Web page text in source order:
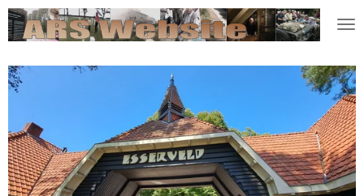
Ga
direct
de
hoofdinhoud